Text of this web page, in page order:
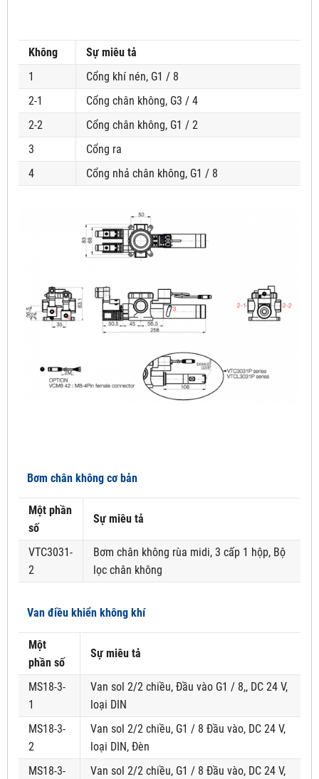
Không
Sự miêu tả
1
Cổng khí nén, G1 / 8
2-1
Cổng chân không, G3 / 4
2-2
Cổng chân không, G1 / 2
3
Cổng ra
4
Cổng nhả chân không, G1 / 8
Bơm chân không cơ bản
Một phần
số
Sự miêu tả
VTC3031-
2
Bơm chân không rùa midi, 3 cấp 1 hộp, Bộ
lọc chân không
Van điều khiển không khí
Một
phần số
Sự miêu tả
MS18-3-
1
Van sol 2/2 chiều, Đầu vào G1 / 8,, DC 24 V,
loại DIN
MS18-3-
2
Van sol 2/2 chiều, G1 / 8 Đầu vào, DC 24 V,
loại DIN, Đèn
MS18-3-
Van sol 2/2 chiều, G1 / 8 Đầu vào, DC 24 V,